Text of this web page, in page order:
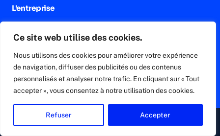
Ce site web utilise des cookies.
Nous utilisons des cookies pour améliorer votre expérience
de navigation, diffuser des publicités ou des contenus
personnalisés et analyser notre trafic. En cliquant sur « Tout
accepter », vous consentez à notre utilisation des cookies.
Refuser Accepter
L'entreprise
Études de cas
Contact & devis
Nous contacter
04 78 38 31 25
contact@connex-it.fr
4 Rue des Frères Lumière,